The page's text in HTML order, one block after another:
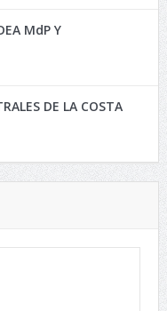
MdP Y
DE LA COSTA